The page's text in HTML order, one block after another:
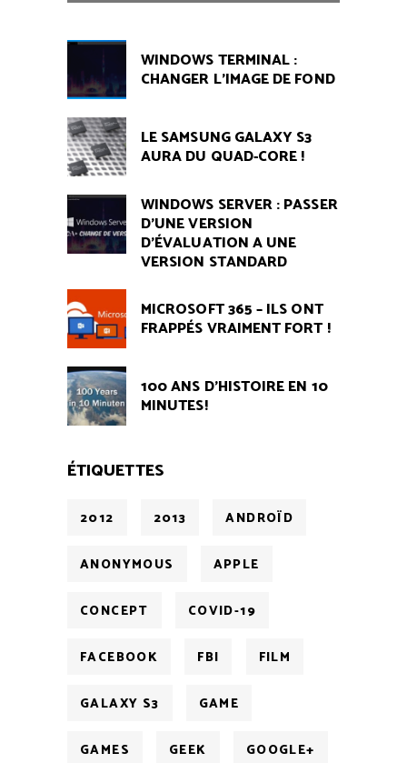
WINDOWS TERMINAL :
CHANGER L’IMAGE DE FOND
LE SAMSUNG GALAXY S3
AURA DU QUAD-CORE !
WINDOWS SERVER : PASSER
D’UNE VERSION
D’ÉVALUATION A UNE
VERSION STANDARD
MICROSOFT 365 – ILS ONT
FRAPPÉS VRAIMENT FORT !
100 ANS D'HISTOIRE EN 10
MINUTES!
ÉTIQUETTES
2012 2013 ANDROÏD
ANONYMOUS APPLE
CONCEPT COVID-19
FACEBOOK FBI FILM
GALAXY S3 GAME
GAMES GEEK GOOGLE+